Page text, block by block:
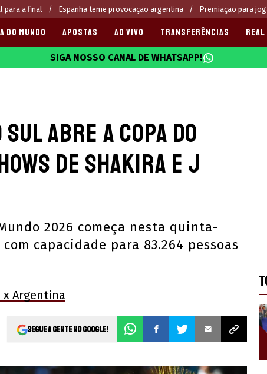
para a final Espanha teme provocação argentina Premiação para
DO MUNDO APOSTAS AO VIVO TRANSFERÊNCIAS
SIGA NOSSO CANAL DE WHATSAPP!
abre a Copa do
de Shakira e J
2026 começa nesta quinta-
capacidade para 83.264 pessoas
x Argentina
Segue a gente no Google!